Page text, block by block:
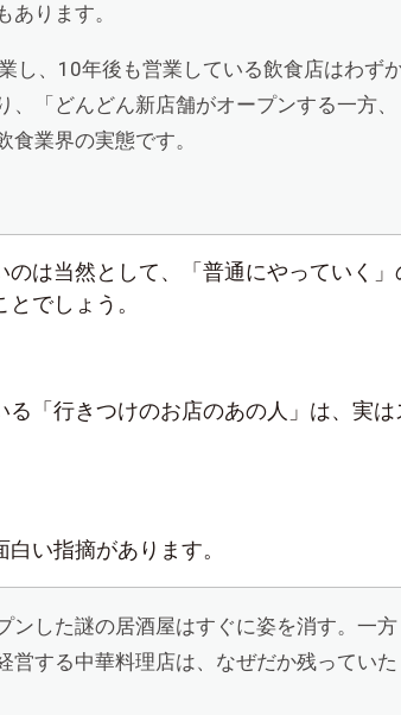
ります。
し、10年後も営業している飲食店はわず
「どんどん新店舗がオープンする一方、
業界の実態です。
のは当然として、「普通にやっていく」
でしょう。
「行きつけのお店のあの人」は、実は
い指摘があります。
ンした謎の居酒屋はすぐに姿を消す。一方
営する中華料理店は、なぜだか残っていた